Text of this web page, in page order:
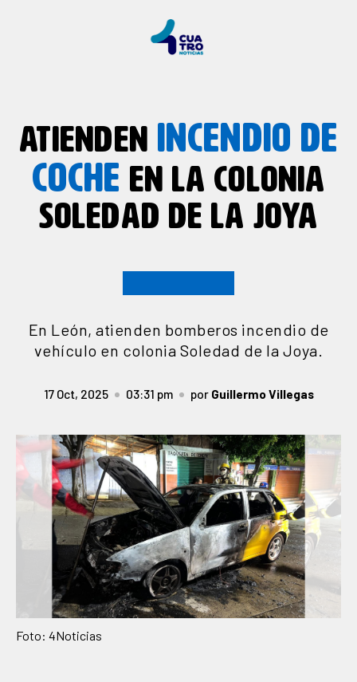
ATIENDEN INCENDIO DE
COCHE EN LA COLONIA
SOLEDAD DE LA JOYA
En León, atienden bomberos incendio de
vehículo en colonia Soledad de la Joya.
17 Oct, 2025 03:31 pm por Guillermo Villegas
Foto: 4Noticias